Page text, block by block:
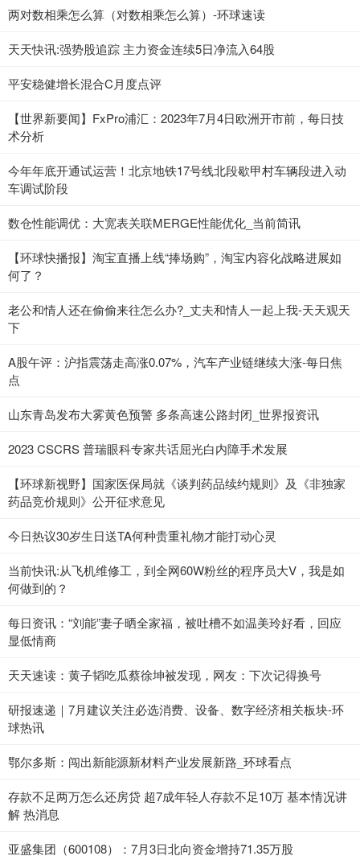
两对数相乘怎么算（对数相乘怎么算）-环球速读
天天快讯:强势股追踪 主力资金连续5日净流入64股
平安稳健增长混合C月度点评
【世界新要闻】FxPro浦汇：2023年7月4日欧洲开市前，每日技
术分析
今年年底开通试运营！北京地铁17号线北段歇甲村车辆段进入动
车调试阶段
数仓性能调优：大宽表关联MERGE性能优化_当前简讯
【环球快播报】淘宝直播上线“捧场购”，淘宝内容化战略进展如
何了？
老公和情人还在偷偷来往怎么办?_丈夫和情人一起上我-天天观天
下
A股午评：沪指震荡走高涨0.07%，汽车产业链继续大涨-每日焦
点
山东青岛发布大雾黄色预警 多条高速公路封闭_世界报资讯
2023 CSCRS 普瑞眼科专家共话屈光白内障手术发展
【环球新视野】国家医保局就《谈判药品续约规则》及《非独家
药品竞价规则》公开征求意见
今日热议30岁生日送TA何种贵重礼物才能打动心灵
当前快讯:从飞机维修工，到全网60W粉丝的程序员大V，我是如
何做到的？
每日资讯：“刘能”妻子晒全家福，被吐槽不如温美玲好看，回应
显低情商
天天速读：黄子韬吃瓜蔡徐坤被发现，网友：下次记得换号
研报速递｜7月建议关注必选消费、设备、数字经济相关板块-环
球热讯
鄂尔多斯：闯出新能源新材料产业发展新路_环球看点
存款不足两万怎么还房贷 超7成年轻人存款不足10万 基本情况讲
解 热消息
亚盛集团（600108）：7月3日北向资金增持71.35万股